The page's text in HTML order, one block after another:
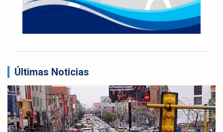
Últimas Noticias